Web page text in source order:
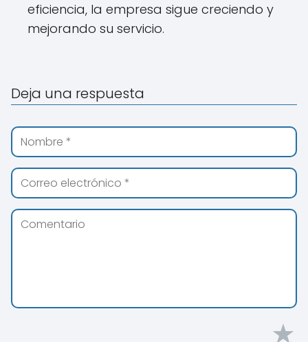
eficiencia, la empresa sigue creciendo y
mejorando su servicio.
Deja una respuesta
★